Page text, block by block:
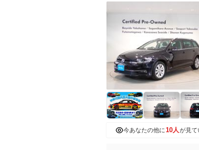
今あなたの他に10人が見て